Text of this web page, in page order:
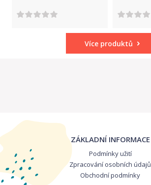
Více produktů
ZÁKLADNÍ INFORMACE
Podmínky užití
Zpracování osobních údajů
Obchodní podmínky